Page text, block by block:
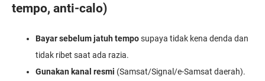
tempo, anti-calo)
Bayar sebelum jatuh temposupaya tidak kena denda dan
tidak ribet saat ada razia.
Gunakan kanal resmi (Samsat/Signal/e-Samsat daerah).